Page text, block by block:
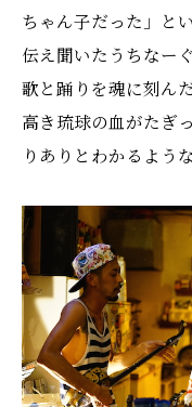
ちゃん子だった」と
伝え聞いたうちなー
歌と踊りを魂に刻ん
高き琉球の血がたぎ
りありとわかるよう